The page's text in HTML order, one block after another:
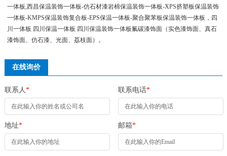
一体板,西昌保温装饰一体板-仿石材漆岩棉保温装饰一体板-XPS挤塑板保温装饰
一体板-KMPS保温装饰复合板-EPS保温一体板-聚合聚苯板保温装饰一体板，四
川一体板 四川保温一体板 四川保温装饰一体板氟碳漆饰面（实色漆饰面、真石
漆饰面、仿石漆、光面、荔枝面）。
在线询价
联系人* 联系电话*
地址* 邮箱*